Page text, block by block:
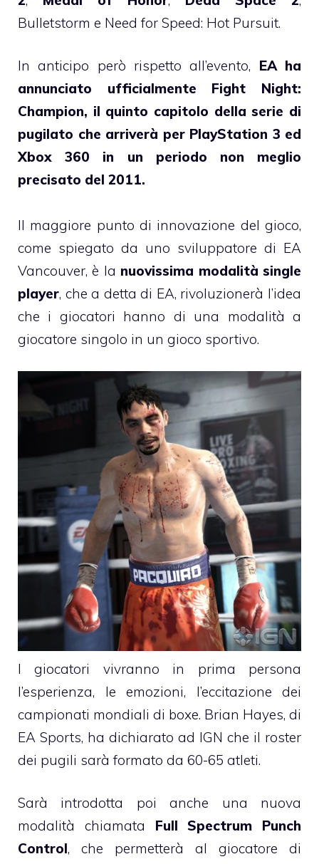
Bulletstorm e Need for Speed: Hot Pursuit.
In anticipo però rispetto all’evento, EA ha
annunciato ufficialmente Fight Night:
Champion, il quinto capitolo della serie di
pugilato che arriverà per PlayStation 3 ed
Xbox 360 in un periodo non meglio
precisato del 2011.
Il maggiore punto di innovazione del gioco,
come spiegato da uno sviluppatore di EA
Vancouver, è la nuovissima modalità single
player, che a detta di EA, rivoluzionerà l’idea
che i giocatori hanno di una modalità a
giocatore singolo in un gioco sportivo.
I giocatori vivranno in prima persona
l’esperienza, le emozioni, l’eccitazione dei
campionati mondiali di boxe. Brian Hayes, di
EA Sports, ha dichiarato ad IGN che il roster
dei pugili sarà formato da 60-65 atleti.
Sarà introdotta poi anche una nuova
modalità chiamata Full Spectrum Punch
Control, che permetterà al giocatore di